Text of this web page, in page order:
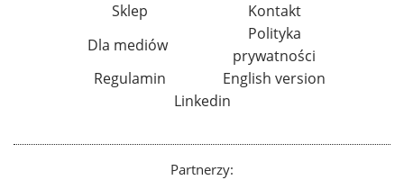
Sklep
Kontakt
Dla mediów
Polityka
prywatności
Regulamin
English version
Linkedin
Partnerzy: